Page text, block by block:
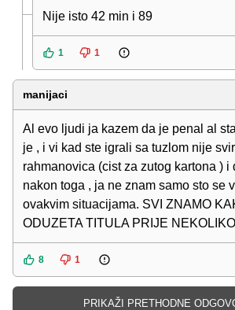
Nije isto 42 min i 89
1 1
manijaci
Al evo ljudi ja kazem da je penal al
je , i vi kad ste igrali sa tuzlom nije
rahmanovica (cist za zutog kartona ) i
nakon toga , ja ne znam samo sto se
ovakvim situacijama. SVI ZNAMO
ODUZETA TITULA PRIJE
8 1
PRIKAŽI PRETHODNE